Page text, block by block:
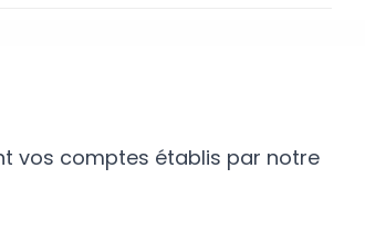
vos comptes établis par notre